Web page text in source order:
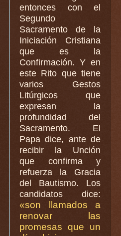
entonces con el
Segundo
Sacramento de la
Iniciación Cristiana
que es la
Confirmación. Y en
este Rito que tiene
varios Gestos
Litúrgicos que
expresan la
profundidad del
Sacramento. El
Papa dice, ante de
recibir la Unción
que confirma y
refuerza la Gracia
del Bautismo. Los
candidatos dice:
«son llamados a
renovar las
promesas que un